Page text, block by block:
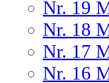
Nr. 19
Nr. 18
Nr. 17
Nr. 16